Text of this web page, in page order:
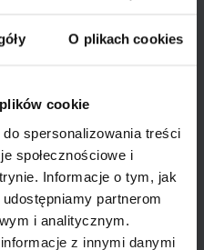
O plikach cookies
cookie
spersonalizowania treści
społecznościowe i
Informacje o tym, jak
partnerom
i analitycznym.
z innymi danymi
swojej
klucz do
zlecenie” nasza
mniej stabilna niż przy
nagłej utraty dochodów,
staje się wyzwaniem.
powinna być dobrze